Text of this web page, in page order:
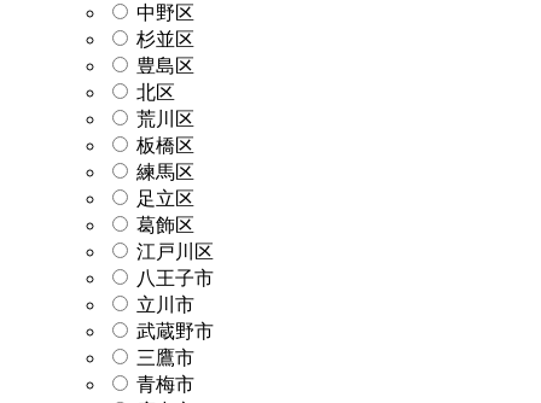
中野区
杉並区
豊島区
北区
荒川区
板橋区
練馬区
足立区
葛飾区
江戸川区
八王子市
立川市
武蔵野市
三鷹市
青梅市